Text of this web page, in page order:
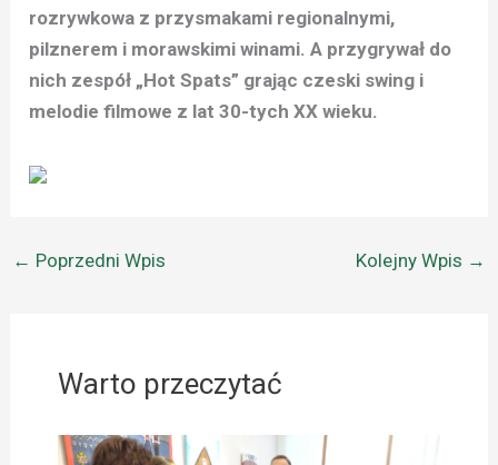
rozrywkowa z przysmakami regionalnymi,
pilznerem i morawskimi winami. A przygrywał do
nich zespół „Hot Spats” grając czeski swing i
melodie filmowe z lat 30-tych XX wieku.
← Poprzedni Wpis Kolejny Wpis →
Warto przeczytać